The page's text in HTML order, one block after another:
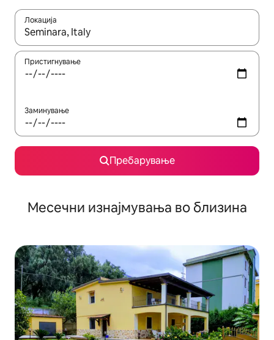
Локација
Кога резултатите се достапни, движете се со копчињата
Пристигнување
Заминување
Пребарување
Месечни изнајмувања во близина